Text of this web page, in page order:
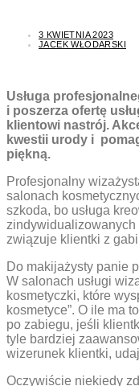
3 KWIETNIA 2023
JACEK WŁODARSKI
Usługa
i poszerza ofertę
klientowi nastrój.
kwestii urody i
piękną.
Profesjonalny
salonach
szkoda, bo usługa
związuje klientki z
Do makijażysty panie
W salonach usługi
kosmetyczki, które
kosmetyce”. O ile ma
po zabiegu, jeśli
tyle bardziej
wizerunek klientki,
Oczywiście niekiedy